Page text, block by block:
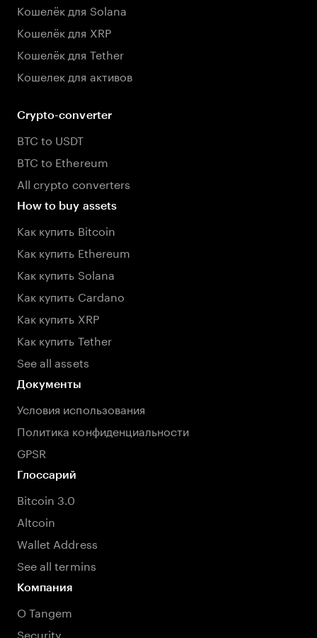
Кошелёк для Solana
Кошелёк для XRP
Кошелёк для Tether
Кошелек для активов
Crypto-converter
BTC to USDT
BTC to Ethereum
All crypto converters
How to buy assets
Как купить Bitcoin
Как купить Ethereum
Как купить Solana
Как купить Cardano
Как купить XRP
Как купить Tether
See all assets
Документы
Условия использования
Политика конфиденциальности
GPSR
Глоссарий
Bitcoin 3.0
Altcoin
Wallet Address
See all termins
Компания
О Tangem
Security